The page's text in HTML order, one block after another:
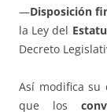
—Disposición
la Ley del
Decreto
Así modifica su
que los